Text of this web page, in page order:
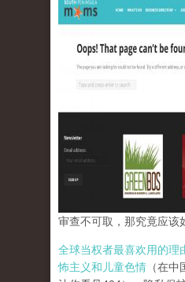
审查不可取，那究竟应该
全球当权者最喜欢用的理
怖主义和儿童色情 （在